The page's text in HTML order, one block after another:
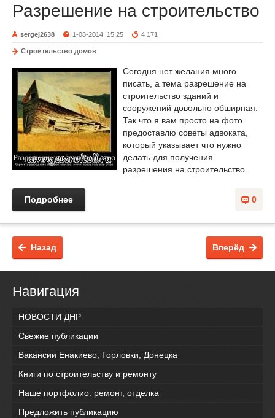
Разрешение на строительство
sergej2638 1-08-2014, 15:25 4 171
Строительство домов
Сегодня нет желания много
писать, а тема разрешение на
строительство зданий и
сооружений довольно обширная.
Так что я вам просто на фото
предоставлю советы адвоката,
который указывает что нужно
делать для получения
разрешения на строительство.
0
Подробнее
Вперёд
Назад
Навигация
НОВОСТИ ДНР
Свежие публикации
Вакансии Енакиево, Горловки, Донецка
Книги по строительству и ремонту
Наше портфолио: ремонт, отделка
Предложить публикацию